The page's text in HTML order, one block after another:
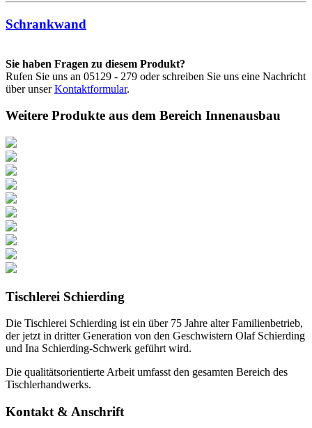
Schrankwand
Sie haben Fragen zu diesem Produkt?
Rufen Sie uns an 05129 - 279 oder schreiben Sie uns eine Nachricht
über unserKontaktformular.
Weitere Produkte aus dem Bereich Innenausbau
Tischlerei Schierding
Die Tischlerei Schierding ist ein über 75 Jahre alter Familienbetrieb,
der jetzt in dritter Generation von den Geschwistern Olaf Schierding
und Ina Schierding-Schwerk geführt wird.
Die qualitätsorientierte Arbeit umfasst den gesamten Bereich des
Tischlerhandwerks.
Kontakt & Anschrift